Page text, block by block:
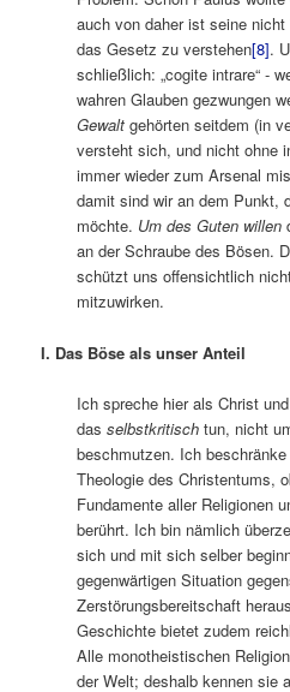
auch von daher ist seine
das Gesetz zu verstehen[8].
schließlich: „cogite intrare“ ‑
wahren Glauben gezwungen
Gewalt gehörten seitdem (in
versteht sich, und nicht ohne
immer wieder zum Arsenal
damit sind wir an dem Punkt,
möchte. Um des Guten willen
an der Schraube des Bösen.
schützt uns offensichtlich
mitzuwirken.
I. Das Böse als unser Anteil
Ich spreche hier als Christ
dasselbstkritisch tun, nicht
beschmutzen. Ich
Theologie des Christentums,
Fundamente aller Religionen
berührt. Ich bin nämlich
sich und mit sich selber
gegenwärtigen Situation
Zerstörungsbereitschaft
Geschichte bietet zudem
Alle monotheistischen
der Welt; deshalb kennen sie